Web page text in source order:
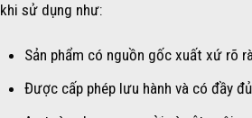
khi sử dụng như:
Sản phẩm có nguồn gốc xuất xứ rõ
Được cấp phép lưu hành và có đầy